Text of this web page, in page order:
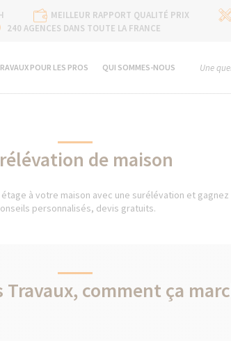
MEILLEUR RAPPORT QUALITÉ PRIX
240 AGENCES DANS TOUTE LA FRANCE
POUR LES PROS QUI SOMMES-NOUS Une
de maison
à votre maison avec une surélévation et
personnalisés, devis gratuits.
Travaux, comment ça